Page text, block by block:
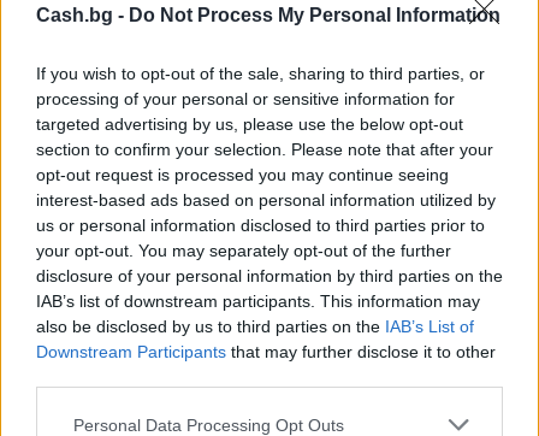
Cash.bg - Do Not Process My Personal Information
If you wish to opt-out of the sale, sharing to third parties, or
processing of your personal or sensitive information for
targeted advertising by us, please use the below opt-out
section to confirm your selection. Please note that after your
opt-out request is processed you may continue seeing
interest-based ads based on personal information utilized by
us or personal information disclosed to third parties prior to
your opt-out. You may separately opt-out of the further
disclosure of your personal information by third parties on the
IAB’s list of downstream participants. This information may
also be disclosed by us to third parties on the IAB’s List of
Downstream Participants that may further disclose it to other
Personal Data Processing Opt Outs
Древен храм на почти 900 години
откриха под кафене за сладолед в
Полша
07.08.2026 / 16:00